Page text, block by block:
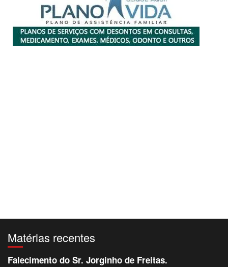
Matérias recentes
Falecimento do Sr. Jorginho de Freitas.